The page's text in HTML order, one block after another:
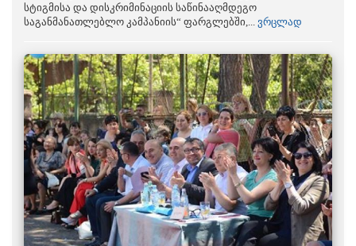
სტიგმისა და დისკრიმინაციის საწინააღმდეგო
საგანმანათლებლო კამპანიის“ ფარგლებში,... ვრცლად